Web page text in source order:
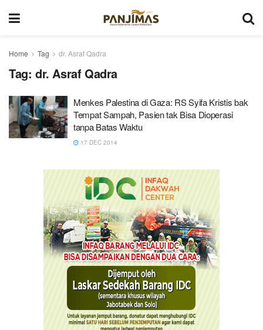
Home Tag dr. Asraf Qadra
Tag: dr. Asraf Qadra
Menkes Palestina di Gaza: RS Syifa Kristis bak
Tempat Sampah, Pasien tak Bisa Dioperasi
tanpa Batas Waktu
17 DEC 2014